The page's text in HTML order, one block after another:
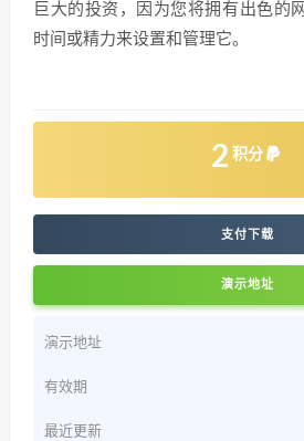
巨大的投资，因为您将拥有出色的
时间或精力来设置和管理它。
2 积分
支付下载
演示地址
演示地址
有效期
最近更新